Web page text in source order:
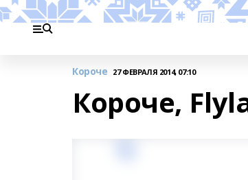
Короче 27 ФЕВРАЛЯ 2014, 07:10
Короче,